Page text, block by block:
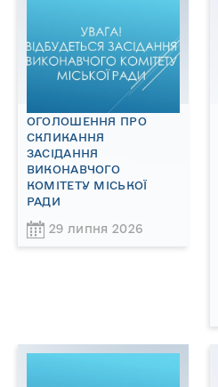
ОГОЛОШЕННЯ ПРО
СКЛИКАННЯ
ЗАСІДАННЯ
ВИКОНАВЧОГО
КОМІТЕТУ МІСЬКОЇ
РАДИ
29 липня 2026